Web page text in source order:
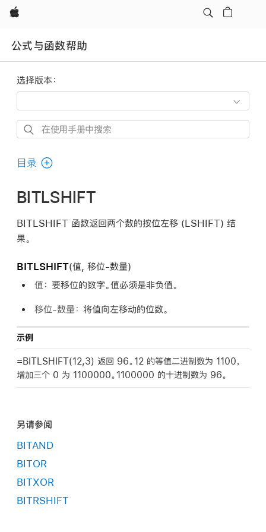
Apple
公式与函数帮助
选择版本：
在
用
册
中
搜
索
目录
BITLSHIFT
BITLSHIFT 函数返回两个数的按位左移 (LSHIFT) 结
果。
BITLSHIFT(值, 移位-数量)
值： 要移位的数字。 值必须是非负值。
移位-数量： 将值向左移动的位数。
示例
=BITLSHIFT(12,3) 返回 96。12 的等值二进制数为 1100，
增加三个 0 为 1100000。1100000 的十进制数为 96。
另请参阅
BITAND
BITOR
BITXOR
BITRSHIFT